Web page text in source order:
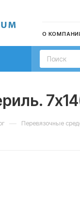
О
— Перевязочные